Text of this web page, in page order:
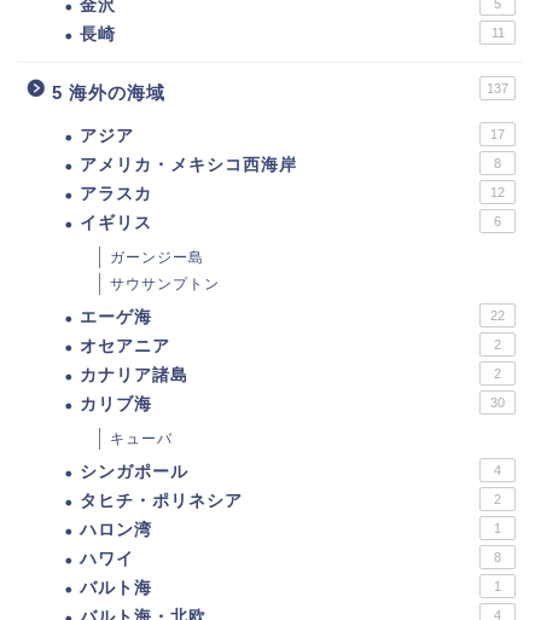
金沢 5
長崎 11
5 海外の海域 137
アジア 17
アメリカ・メキシコ西海岸 8
アラスカ 12
イギリス 6
ガーンジー島
サウサンプトン
エーゲ海 22
オセアニア 2
カナリア諸島 2
カリブ海 30
キューバ
シンガポール 4
タヒチ・ポリネシア 2
ハロン湾 1
ハワイ 8
バルト海 1
4